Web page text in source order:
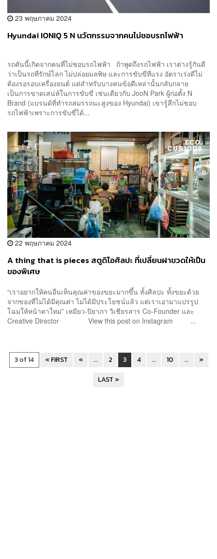
23 พฤษภาคม 2024
Hyundai IONIQ 5 N นวัตกรรมจากคนไม่ชอบรถไฟฟ้า
รถคันนี้เกิดจากคนที่ไม่ชอบรถไฟฟ้า ถ้าพูดถึงรถไฟฟ้า เราต่างรู้กันดี
ว่าเป็นรถที่รักษ์โลก ไม่ปล่อยมลพิษ และการขับขี่ที่แรง อัตราเร่งดีไม่
ต้องรอรอบเครื่องยนต์ แต่สำหรับบางคนข้อดีเหล่านั้นกลับกลาย
เป็นการขาดเสน่ห์ในการขับขี่ เช่นเดียวกับ JooN Park ผู้ก่อตั้ง N
Brand (แบรนด์ที่ทำรถสมรรถนะสูงของ Hyundai) เขารู้สึกไม่ชอบ
รถไฟฟ้าเพราะการขับขี่ได้...
22 พฤษภาคม 2024
A thing that is pieces สตูดิโอศิลปะ ที่เปลี่ยนฝาขวดให้เป็น
ของพิเศษ
“เราอยากให้คนอื่นเห็นคุณค่าของขยะมากขึ้น ทั้งศิลปะ ทั้งขยะด้วย
จากของที่ไม่ได้มีคุณค่า ไม่ได้มีประโยชน์แล้ว แต่เราเอามาแปรรูป
โฉมให้หน้าตาใหม่” เหมียว-ปิยาภา วิเชียรสาร Co-Founder และ
Creative Director View this post on Instagram ...
3 of 14 « FIRST « ... 2 3 4 ... 10 ...
»
LAST »